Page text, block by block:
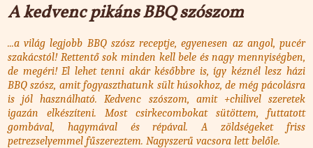
A kedvenc pikáns BBQ szószom
...a világ legjobb BBQ szósz receptje, egyenesen az angol, pucér
szakácstól! Rettentő sok minden kell bele és nagy mennyiségben,
de megéri! El lehet tenni akár későbbre is, így kéznél lesz házi
BBQ szósz, amit fogyaszthatunk sült húsokhoz, de még pácolásra
is jól használható. Kedvenc szószom, amit +chilivel szeretek
igazán elkészíteni. Most csirkecombokat sütöttem, futtatott
gombával, hagymával és répával. A zöldségeket friss
petrezselyemmel fűszereztem. Nagyszerű vacsora lett belőle.